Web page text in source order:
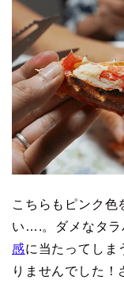
こちらもピンク色
い….。ダメなタラ
感に当たってしま
りませんでした！